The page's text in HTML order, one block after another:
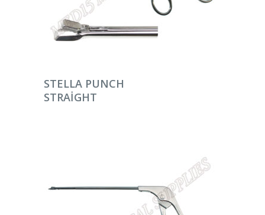
DEVAMINI OKU
STELLA PUNCH
STRAIGHT